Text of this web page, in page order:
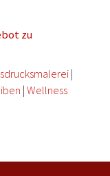
zu
|
|Wellness